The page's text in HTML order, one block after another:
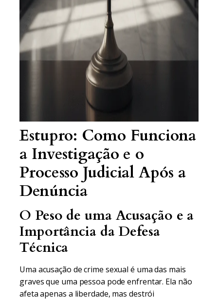
Estupro: Como Funciona
a Investigação e o
Processo Judicial Após a
Denúncia
O Peso de uma Acusação e a
Importância da Defesa
Técnica
Uma acusação de crime sexual é uma das mais
graves que uma pessoa pode enfrentar. Ela não
afeta apenas a liberdade, mas destrói